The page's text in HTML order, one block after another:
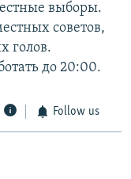
выборы.
советов,
голов.
до 20:00.
Follow us